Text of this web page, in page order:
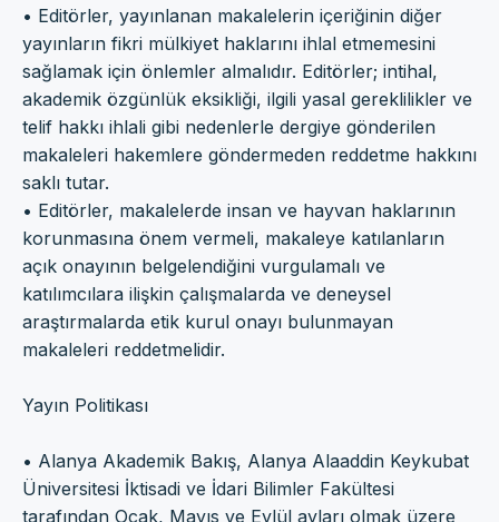
• Editörler, yayınlanan makalelerin içeriğinin diğer
yayınların fikri mülkiyet haklarını ihlal etmemesini
sağlamak için önlemler almalıdır. Editörler; intihal,
akademik özgünlük eksikliği, ilgili yasal gereklilikler ve
telif hakkı ihlali gibi nedenlerle dergiye gönderilen
makaleleri hakemlere göndermeden reddetme hakkını
saklı tutar.
• Editörler, makalelerde insan ve hayvan haklarının
korunmasına önem vermeli, makaleye katılanların
açık onayının belgelendiğini vurgulamalı ve
katılımcılara ilişkin çalışmalarda ve deneysel
araştırmalarda etik kurul onayı bulunmayan
makaleleri reddetmelidir.
Yayın Politikası
• Alanya Akademik Bakış, Alanya Alaaddin Keykubat
Üniversitesi İktisadi ve İdari Bilimler Fakültesi
tarafından Ocak, Mayıs ve Eylül ayları olmak üzere